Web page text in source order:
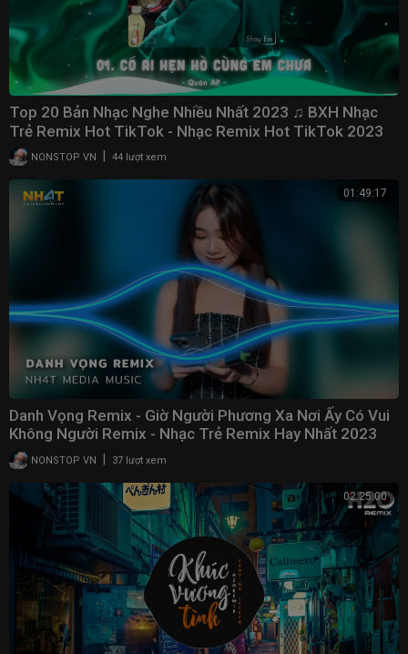
Top 20 Bản Nhạc Nghe Nhiều Nhất 2023 ♫ BXH Nhạc
Trẻ Remix Hot TikTok - Nhạc Remix Hot TikTok 2023
NONSTOP VN 44 lượt xem
01:49:17
Danh Vọng Remix - Giờ Người Phương Xa Nơi Ấy Có Vui
Không Người Remix - Nhạc Trẻ Remix Hay Nhất 2023
NONSTOP VN | 37 lượt xem
02:25:00